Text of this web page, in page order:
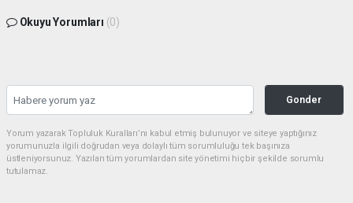
Okuyu Yorumları (0)
Gonder
Yorum yazarak Topluluk Kuralları’nı kabul etmiş bulunuyor ve siteye yaptığınız
yorumunuzla ilgili doğrudan veya dolaylı tüm sorumluluğu tek başınıza
üstleniyorsunuz. Yazılan tüm yorumlardan site yönetimi hiçbir şekilde sorumlu
tutulamaz.